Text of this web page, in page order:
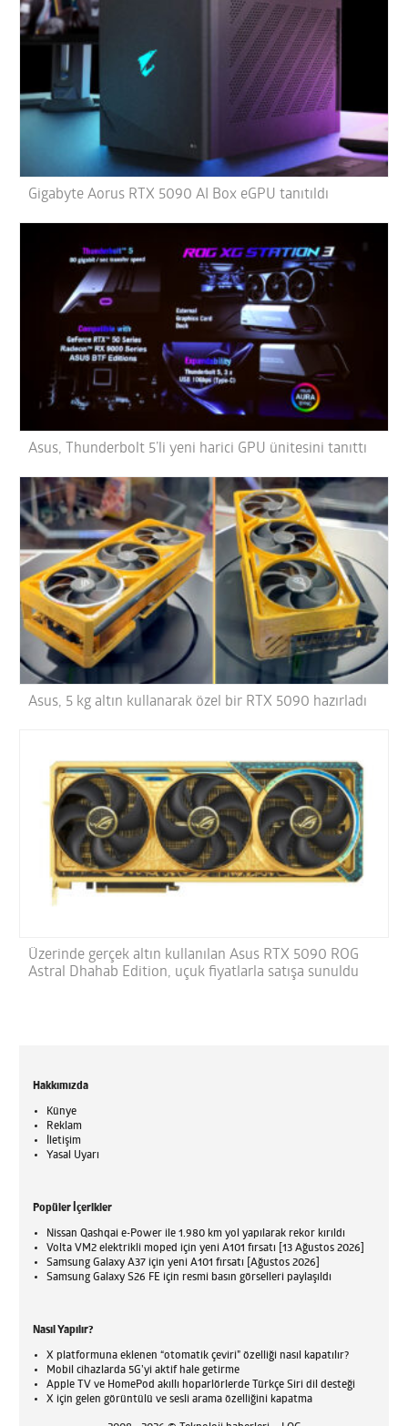
Gigabyte Aorus RTX 5090 AI Box eGPU tanıtıldı
Asus, Thunderbolt 5’li yeni harici GPU ünitesini tanıttı
Asus, 5 kg altın kullanarak özel bir RTX 5090 hazırladı
Üzerinde gerçek altın kullanılan Asus RTX 5090 ROG
Astral Dhahab Edition, uçuk fiyatlarla satışa sunuldu
Hakkımızda
Künye
Reklam
İletişim
Yasal Uyarı
Popüler İçerikler
Nissan Qashqai e-Power ile 1.980 km yol yapılarak rekor kırıldı
Volta VM2 elektrikli moped için yeni A101 fırsatı [13 Ağustos 2026]
Samsung Galaxy A37 için yeni A101 fırsatı [Ağustos 2026]
Samsung Galaxy S26 FE için resmi basın görselleri paylaşıldı
Nasıl Yapılır?
X platformuna eklenen “otomatik çeviri” özelliği nasıl kapatılır?
Mobil cihazlarda 5G’yi aktif hale getirme
Apple TV ve HomePod akıllı hoparlörlerde Türkçe Siri dil desteği
X için gelen görüntülü ve sesli arama özelliğini kapatma